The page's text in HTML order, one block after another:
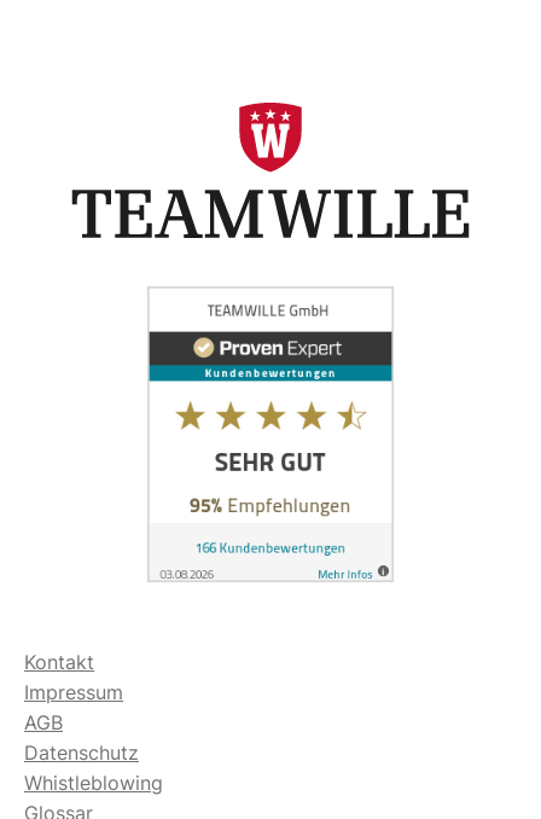
Kontakt
Impressum
AGB
Datenschutz
Whistleblowing
Glossar